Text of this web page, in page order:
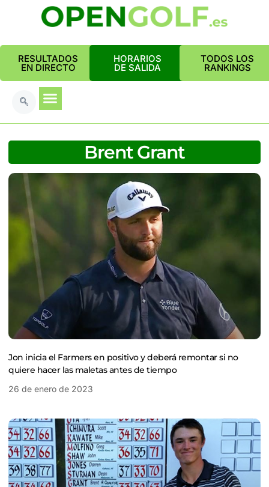
RESULTADOS
EN DIRECTO
HORARIOS
DE SALIDA
TODOS LOS
RANKINGS
Brent Grant
Jon inicia el Farmers en positivo y deberá remontar si no
quiere hacer las maletas antes de tiempo
26 de enero de 2023